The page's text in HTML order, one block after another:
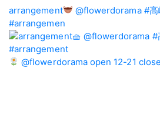
arrangement
@flowerdorama #高
#arrangemen
@flowerdorama open 12-21